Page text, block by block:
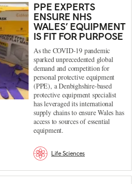
PPE EXPERTS
ENSURE NHS
WALES’ EQUIPMENT
IS FIT FOR PURPOSE
As the COVID-19 pandemic
sparked unprecedented global
demand and competition for
personal protective equipment
(PPE), a Denbighshire-based
protective equipment specialist
has leveraged its international
supply chains to ensure Wales has
access to sources of essential
equipment.
Life Sciences